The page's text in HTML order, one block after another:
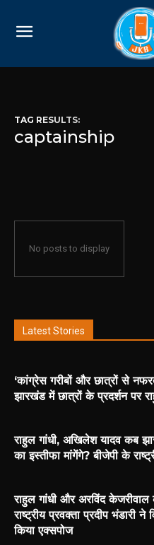
TAG RESULTS:
captainship
No posts to display
Latest Stories
‘कांग्रेस गरीबों और छात्रों से
झारखंड में छात्रों के प्रदर्शन पर
राहुल गांधी, अखिलेश यादव कब
का इस्तीफा मांगेंगे? बीजेपी के
राहुल गांधी और अरविंद
राष्ट्रीय प्रवक्ता प्रदीप भंडारी ने
किया एक्सपोज